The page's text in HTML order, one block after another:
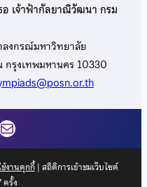
อ เจ้าฟ้ากัลยาณิวัฒนา กรม
งกรณ์มหาวิทยาลัย
รุงเทพมหานคร 10330
งานคุกกี้| สถิติการเข้าชมเว็บไซต์
ครั้ง